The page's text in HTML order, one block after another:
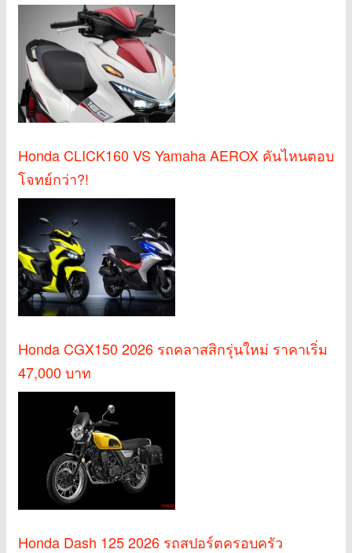
Honda CLICK160 VS Yamaha AEROX คันไหนตอบ
โจทย์กว่า?!
Honda CGX150 2026 รถคลาสสิกรุ่นใหม่ ราคาเริ่ม
47,000 บาท
Honda Dash 125 2026 รถสปอร์ตครอบครัว